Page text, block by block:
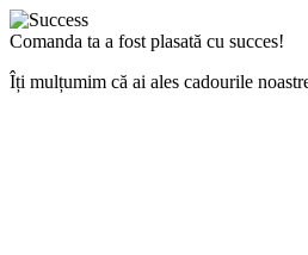
Comanda ta a fost plasată cu succes!
Îți mulțumim că ai ales cadourile